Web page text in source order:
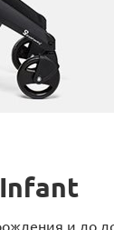
и до